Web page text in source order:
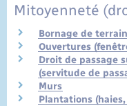
Mitoyenneté
Bornage de
Ouvertures
Droit de passage
(servitude de
Murs
Plantations